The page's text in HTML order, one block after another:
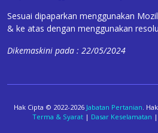
Sesuai dipaparkan menggunakan
& ke atas dengan menggunakan
Dikemaskini pada : 22/05/2024
Hak Cipta © 2022-2026 Jabatan Pertanian.
Terma & Syarat| Dasar Keselamatan |